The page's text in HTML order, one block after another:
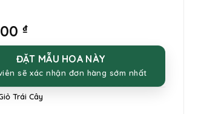
₫
ĐẶT MẪU HOA NÀY
sẽ xác nhận đơn hàng sớm nhất
Trái Cây